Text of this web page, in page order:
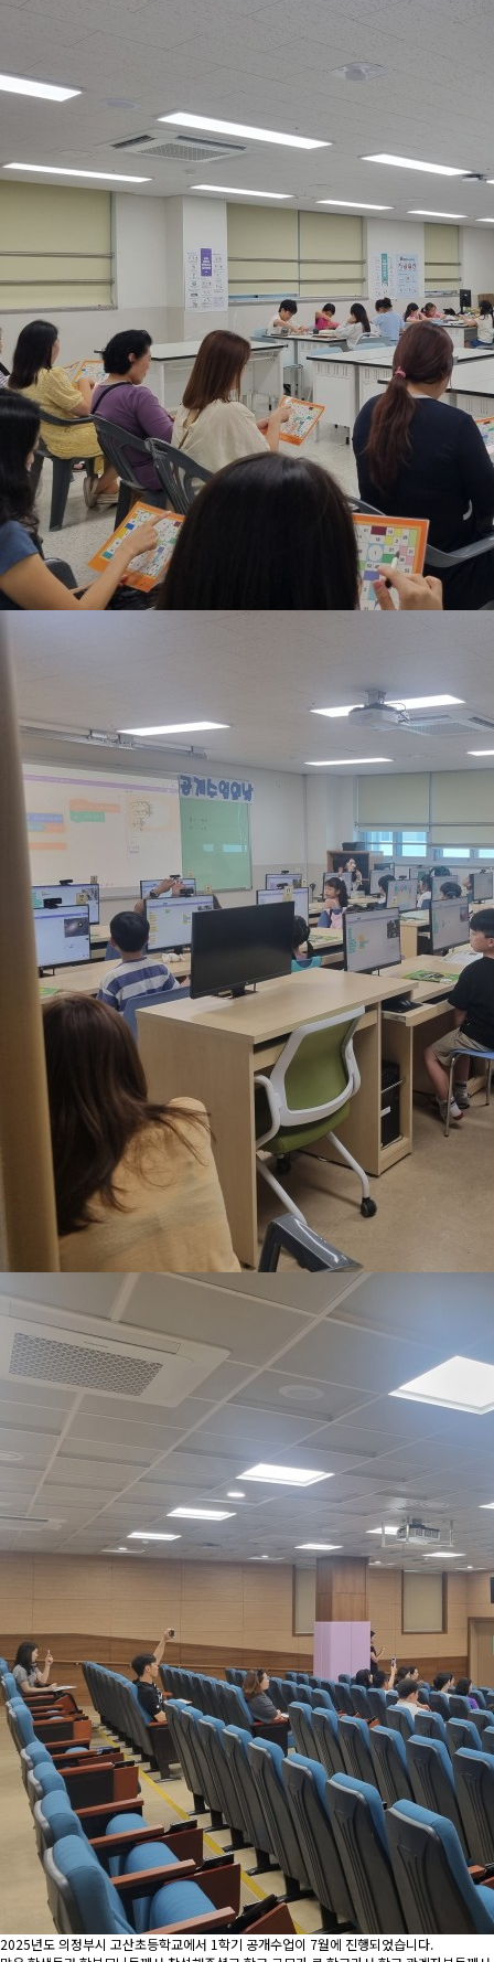
2025년도 의정부시 고산초등학교에서 1학기 공개수업이 7월에 진행되었습니다.